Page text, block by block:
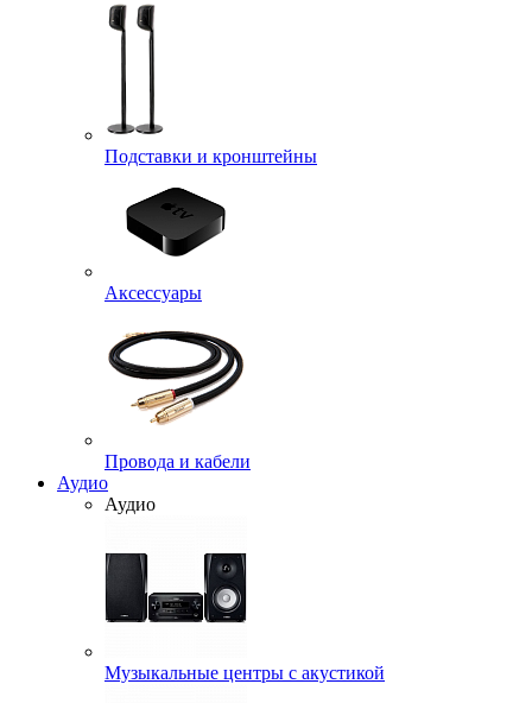
Подставки и кронштейны
Аксессуары
Провода и кабели
Аудио
Аудио
Музыкальные центры с акустикой